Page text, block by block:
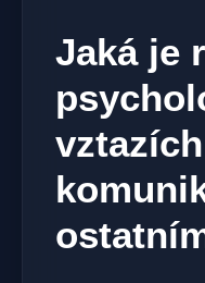
Jaká je